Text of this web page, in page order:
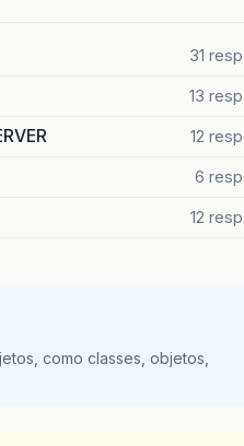
31
13
12
6
12
como classes, objetos,